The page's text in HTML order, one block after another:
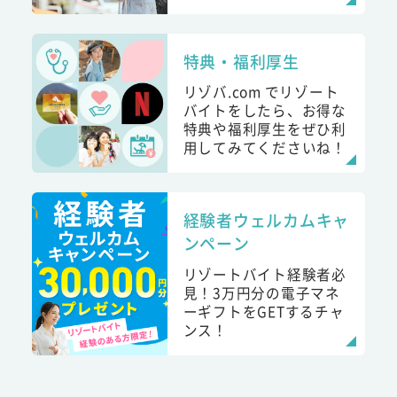
特典・福利厚生
リゾバ.com でリゾート
バイトをしたら、お得な
特典や福利厚生をぜひ利
用してみてくださいね！
経験者ウェルカムキャ
ンペーン
リゾートバイト経験者必
見！3万円分の電子マネ
ーギフトをGETするチャ
ンス！